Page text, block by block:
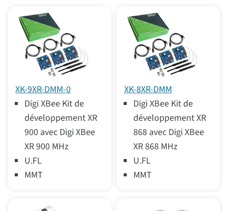
XK-9XR-DMM-0
Digi XBee Kit de
développement XR
900 avec Digi XBee
XR 900 MHz
U.FL
MMT
XK-8XR-DMM
Digi XBee Kit de
développement XR
868 avec Digi XBee
XR 868 MHz
U.FL
MMT